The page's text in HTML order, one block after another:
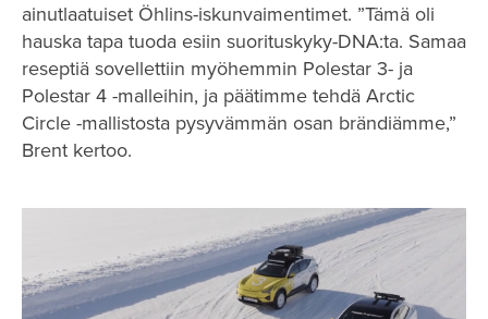
ainutlaatuiset Öhlins-iskunvaimentimet. ”Tämä oli
hauska tapa tuoda esiin suorituskyky-DNA:ta. Samaa
reseptiä sovellettiin myöhemmin Polestar 3- ja
Polestar 4 -malleihin, ja päätimme tehdä Arctic
Circle -mallistosta pysyvämmän osan brändiämme,”
Brent kertoo.